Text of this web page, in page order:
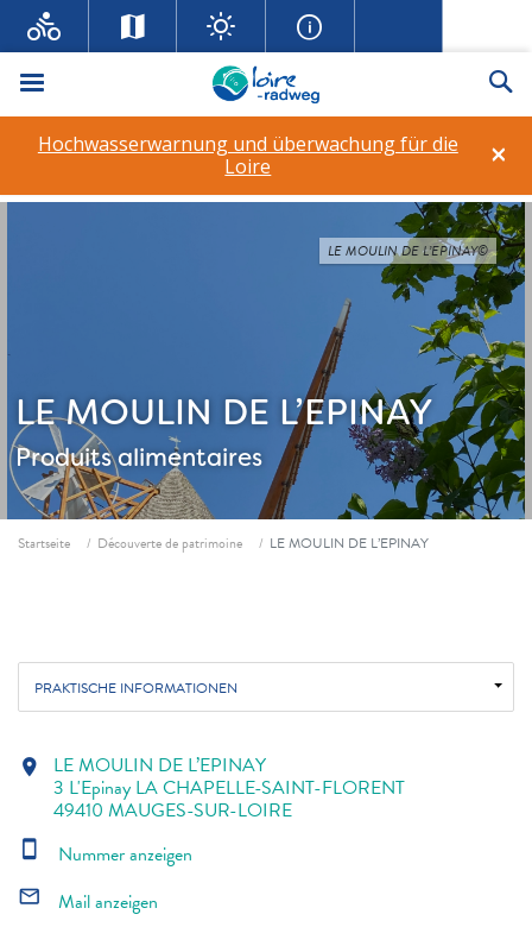
Menü
×
Hochwasserwarnung und überwachung für die
Loire
LE MOULIN DE L’EPINAY
Produits alimentaires
LE MOULIN DE L’EPINAY©
Fil d'ariane
Startseite Découverte de patrimoine LE MOULIN DE L’EPINAY
PRAKTISCHE INFORMATIONEN
location_on LE MOULIN DE L’EPINAY
3 L'Epinay LA CHAPELLE-SAINT-FLORENT
49410 MAUGES-SUR-LOIRE
smartphone Nummer anzeigen
mail_outline Mail anzeigen